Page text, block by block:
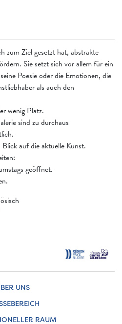
zum Ziel gesetzt hat, abstrakte
Sie setzt sich vor allem für ein
Poesie oder die Emotionen, die
als auch den
wenig Platz.
sind zu durchaus
auf die aktuelle Kunst.
geöffnet.
UNS
RAUM